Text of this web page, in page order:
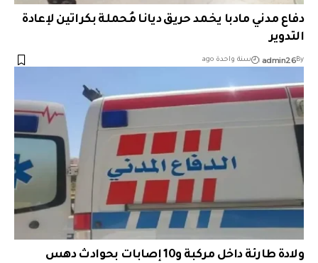
دفاع مدني مادبا يخمد حريق ديانا مُحملة بكراتين لإعادة
التدوير
By
admin26 سنة واحدة ago
ولادة طارئة داخل مركبة و10 إصابات بحوادث دهس